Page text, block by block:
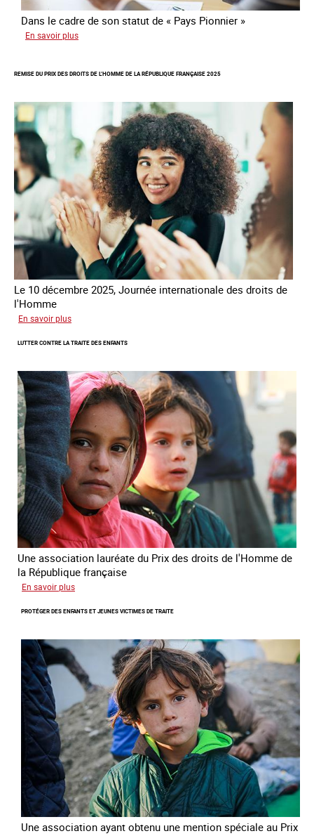
Dans le cadre de son statut de « Pays Pionnier »
En savoir plus
de
France
Alliance
8.7
REMISE DU PRIX DES DROITS DE L’HOMME DE LA RÉPUBLIQUE FRANÇAISE 2025
Le 10 décembre 2025, Journée internationale des droits de
l'Homme
En savoir plus
du
des
droits
de
l’Homme
de
la
République
française
2025
LUTTER CONTRE LA TRAITE DES ENFANTS
Une association lauréate du Prix des droits de l'Homme de
la République française
En savoir plus
contre
traite
des
enfants
PROTÉGER DES ENFANTS ET JEUNES VICTIMES DE TRAITE
Une association ayant obtenu une mention spéciale au Prix